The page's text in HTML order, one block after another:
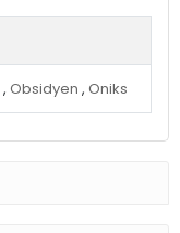
, Obsidyen , Oniks